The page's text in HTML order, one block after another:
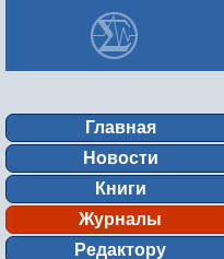
Главная
Новости
Книги
Журналы
Редактору